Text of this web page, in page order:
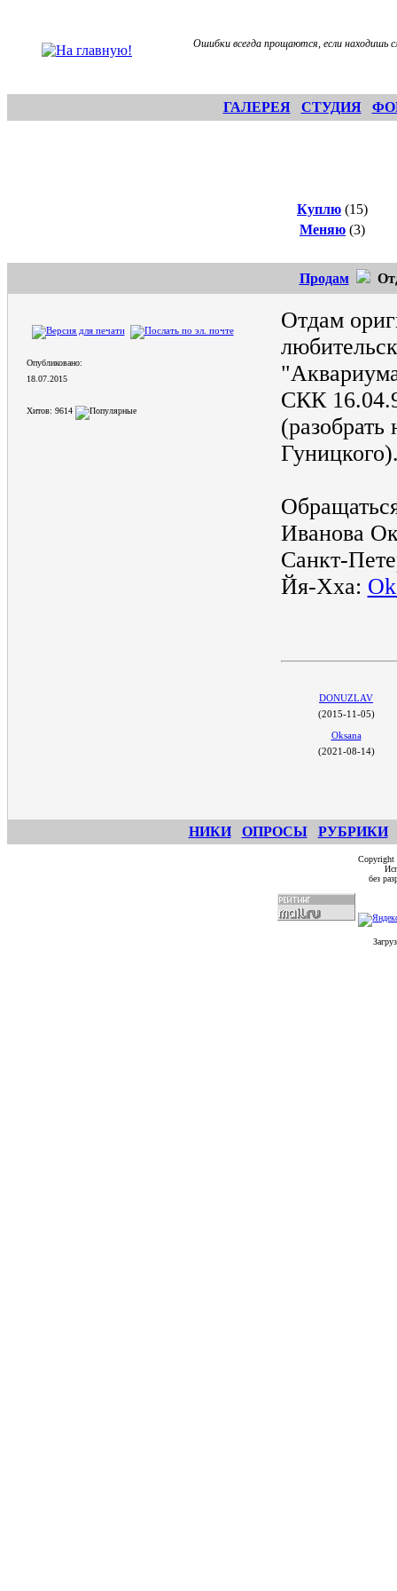
Ошибки всегда прощаются, если находишь
ГАЛЕРЕЯ СТУДИЯ
Куплю (15)
Меняю (3)
Продам
Опубликовано:
18.07.2015
Хитов: 9614
Отдам
СКК
Иванова
Санкт-
Йя-Хха:
DONUZLAV
(2015-11-05)
Oksana
(2021-08-14)
НИКИ ОПРОСЫ РУБРИКИ
без